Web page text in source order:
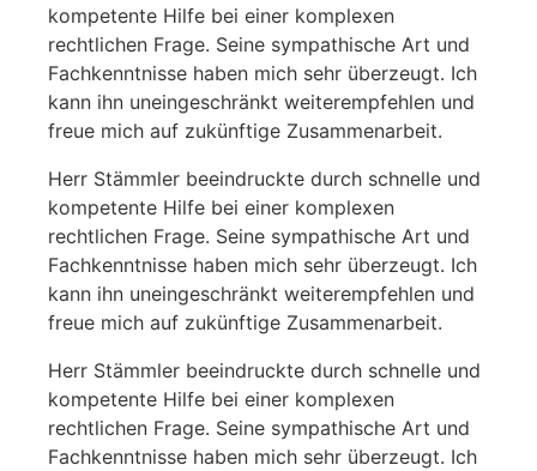
kompetente Hilfe bei einer komplexen
rechtlichen Frage. Seine sympathische Art und
Fachkenntnisse haben mich sehr überzeugt. Ich
kann ihn uneingeschränkt weiterempfehlen und
freue mich auf zukünftige Zusammenarbeit.
Herr Stämmler beeindruckte durch schnelle und
kompetente Hilfe bei einer komplexen
rechtlichen Frage. Seine sympathische Art und
Fachkenntnisse haben mich sehr überzeugt. Ich
kann ihn uneingeschränkt weiterempfehlen und
freue mich auf zukünftige Zusammenarbeit.
Herr Stämmler beeindruckte durch schnelle und
kompetente Hilfe bei einer komplexen
rechtlichen Frage. Seine sympathische Art und
Fachkenntnisse haben mich sehr überzeugt. Ich